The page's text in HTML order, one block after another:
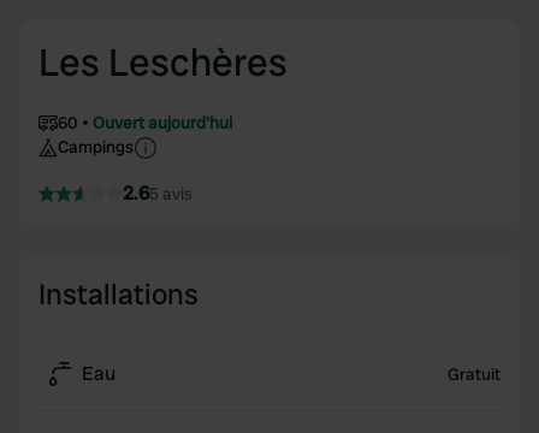
Les Leschères
60
Ouvert aujourd'hui
Campings
2.65 avis
Installations
Eau Gratuit